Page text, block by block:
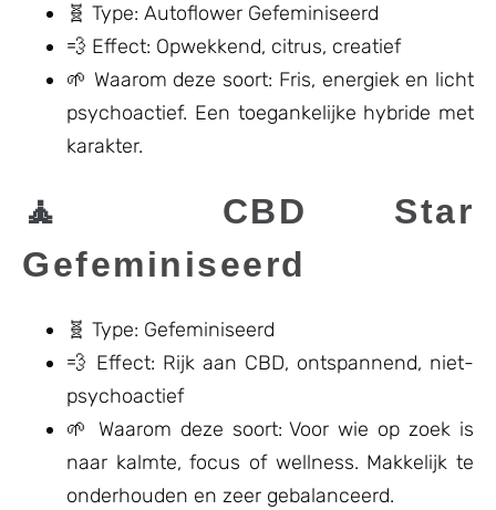
🧬 Type: Autoflower Gefeminiseerd
💨 Effect: Opwekkend, citrus, creatief
🌱 Waarom deze soort: Fris, energiek en licht
psychoactief. Een toegankelijke hybride met
karakter.
🧘 CBD Star
Gefeminiseerd
🧬 Type: Gefeminiseerd
💨 Effect: Rijk aan CBD, ontspannend, niet-
psychoactief
🌱 Waarom deze soort: Voor wie op zoek is
naar kalmte, focus of wellness. Makkelijk te
onderhouden en zeer gebalanceerd.